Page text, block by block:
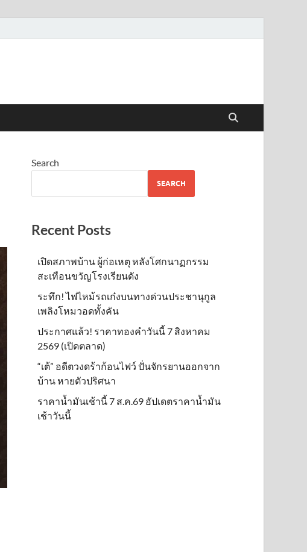
Search
SEARCH
Recent Posts
เปิดสภาพบ้าน ผู้ก่อเหตุ หลังโศกนาฏกรรม
สะเทือนขวัญโรงเรียนดัง
ระทึก! ไฟไหม้รถเก๋งบนทางด่วนประชานุกูล
เพลิงโหมวอดทั้งคัน
ประกาศแล้ว! ราคาทองคำวันนี้ 7 สิงหาคม
2569 (เปิดตลาด)
“เต้” อดีตวงดร้าก้อนไฟว์ ปั่นจักรยานออกจาก
บ้าน หายตัวปริศนา
ราคาน้ำมันเช้านี้ 7 ส.ค.69 อัปเดตราคาน้ำมัน
เช้าวันนี้